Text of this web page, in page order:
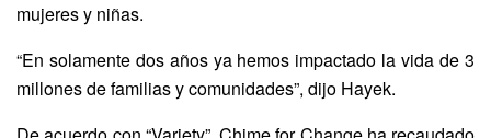
mujeres y niñas.
“En solamente dos años ya hemos impactado la vida de 3
millones de familias y comunidades”, dijo Hayek.